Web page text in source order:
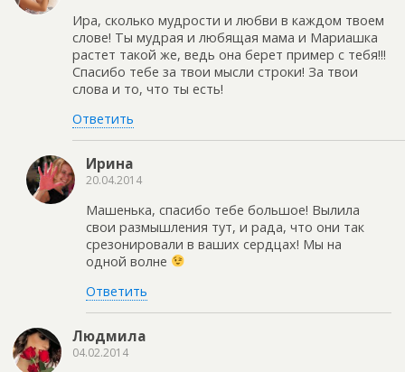
Ира, сколько мудрости и любви в каждом твоем
слове! Ты мудрая и любящая мама и Мариашка
растет такой же, ведь она берет пример с тебя!!!
Спасибо тебе за твои мысли строки! За твои
слова и то, что ты есть!
Ответить
Ирина
20.04.2014
Машенька, спасибо тебе большое! Вылила
свои размышления тут, и рада, что они так
срезонировали в ваших сердцах! Мы на
одной волне
Ответить
Людмила
04.02.2014